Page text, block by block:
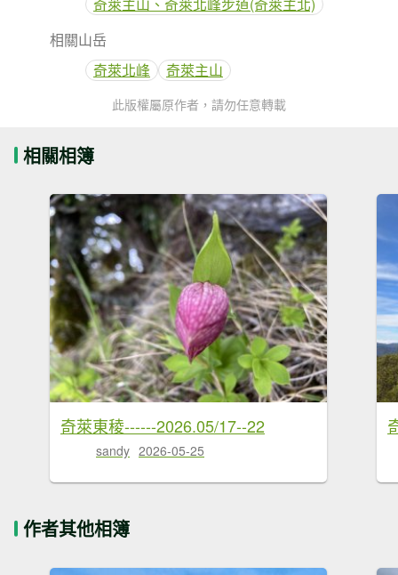
相關山岳
奇萊北峰
奇萊主山
此版權屬原作者，請勿任意轉載
相關相簿
奇萊東稜------2026.05/17--22
sandy 2026-05-25
作者其他相簿